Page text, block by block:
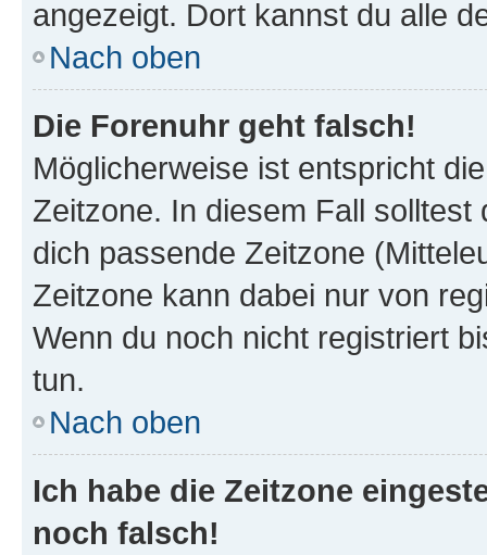
angezeigt. Dort kannst du alle
Nach oben
Die Forenuhr geht falsch!
Möglicherweise ist entspricht
Zeitzone. In diesem Fall solltest
dich passende Zeitzone
Zeitzone kann dabei nur von
Wenn du noch nicht registriert
tun.
Nach oben
Ich habe die Zeitzone
noch falsch!